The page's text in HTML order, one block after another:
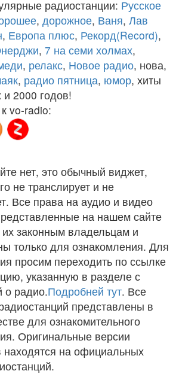
радиостанции: Русское
, дорожное, Ваня, Лав
, Европа плюс, Рекорд(Record),
, 7 на семи холмах,
, релакс, Новое радио, нова,
, радио пятница, юмор, хиты
2000 годов!
vo-radio:
нет, это обычный виджет,
не транслирует и не
Все права на аудио и видео
на нашем сайте
законным владельцам и
только для ознакомления. Для
просим переходить по ссылке
указанную в разделе с
о радио.Подробней тут. Все
представлены в
для ознакомительного
Оригинальные версии
находятся на официальных